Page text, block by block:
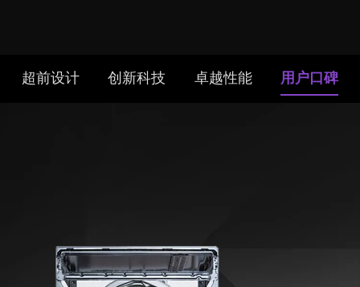
超前设计 创新科技 卓越性能 用户口碑